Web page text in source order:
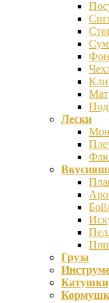
Мат
Лески
Груза
Катушки